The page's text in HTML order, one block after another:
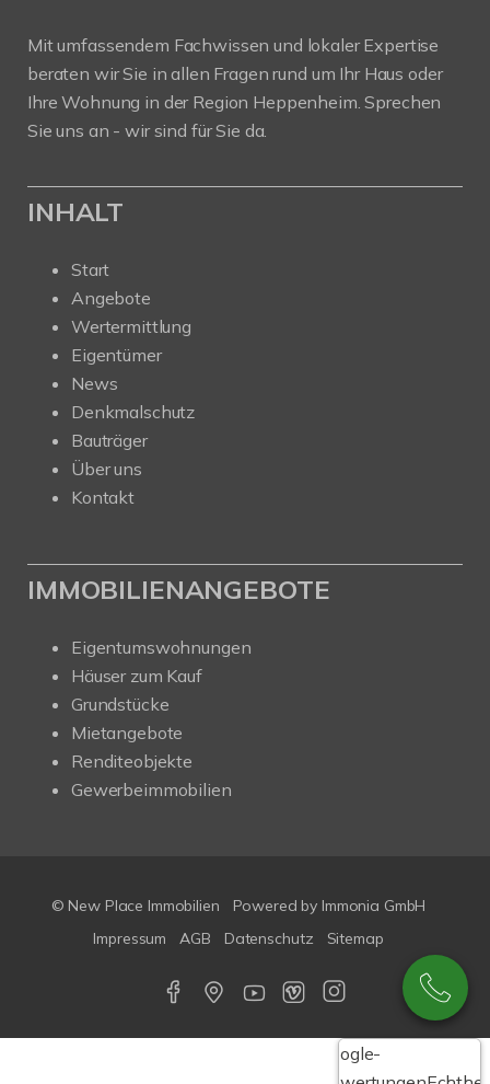
Mit umfassendem Fachwissen und lokaler Expertise
beraten wir Sie in allen Fragen rund um Ihr Haus oder
Ihre Wohnung in der Region Heppenheim. Sprechen
Sie uns an - wir sind für Sie da.
INHALT
Start
Angebote
Wertermittlung
Eigentümer
News
Denkmalschutz
Bauträger
Über uns
Kontakt
IMMOBILIENANGEBOTE
Eigentumswohnungen
Häuser zum Kauf
Grundstücke
Mietangebote
Renditeobjekte
Gewerbeimmobilien
© New Place Immobilien
Powered by Immonia GmbH
Impressum
AGB Datenschutz Sitemap
Google-